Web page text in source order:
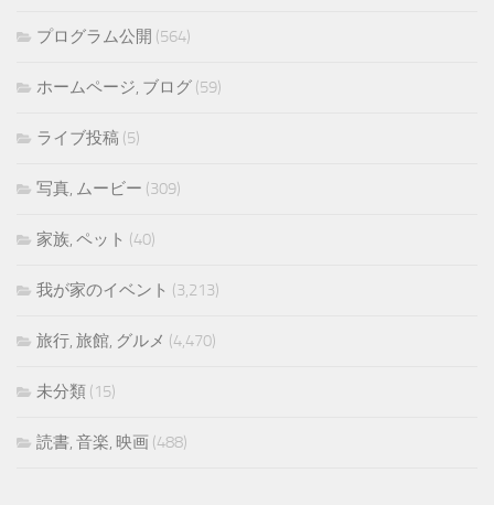
プログラム公開 (564)
ホームページ, ブログ (59)
ライブ投稿 (5)
写真, ムービー (309)
家族, ペット (40)
我が家のイベント (3,213)
旅行, 旅館, グルメ (4,470)
未分類 (15)
読書, 音楽, 映画 (488)